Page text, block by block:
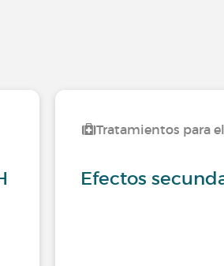
Tratamientos para
Efectos